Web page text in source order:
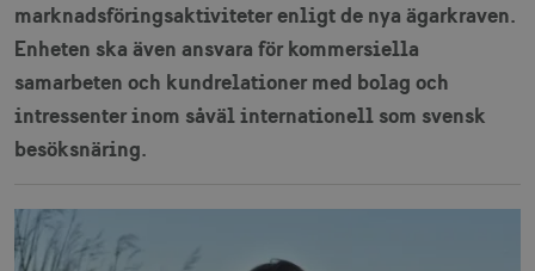
marknadsföringsaktiviteter enligt de nya ägarkraven.
Enheten ska även ansvara för kommersiella
samarbeten och kundrelationer med bolag och
intressenter inom såväl internationell som svensk
besöksnäring.